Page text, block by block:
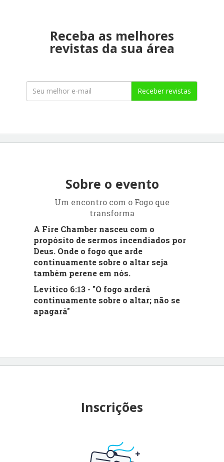
Receba as melhores
revistas da sua área
Receber revistas
Sobre o evento
Um encontro com o Fogo que
transforma
A Fire Chamber nasceu com o
propósito de sermos incendiados por
Deus. Onde o fogo que arde
continuamente sobre o altar seja
também perene em nós.
Levítico 6:13 - "O fogo arderá
continuamente sobre o altar; não se
apagará"
Inscrições